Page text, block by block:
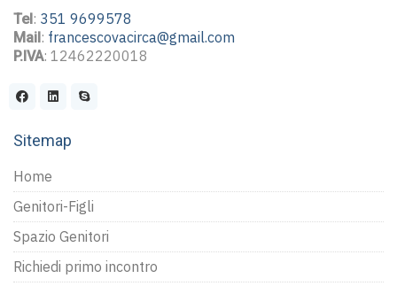
Tel: 351 9699578
Mail: francescovacirca@gmail.com
P.IVA: 12462220018
Sitemap
Home
Genitori-Figli
Spazio Genitori
Richiedi primo incontro